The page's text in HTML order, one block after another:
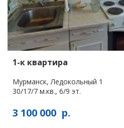
1-к квартира
Мурманск, Ледокольный 1
30/17/7 м.кв., 6/9 эт.
3 100 000 р.